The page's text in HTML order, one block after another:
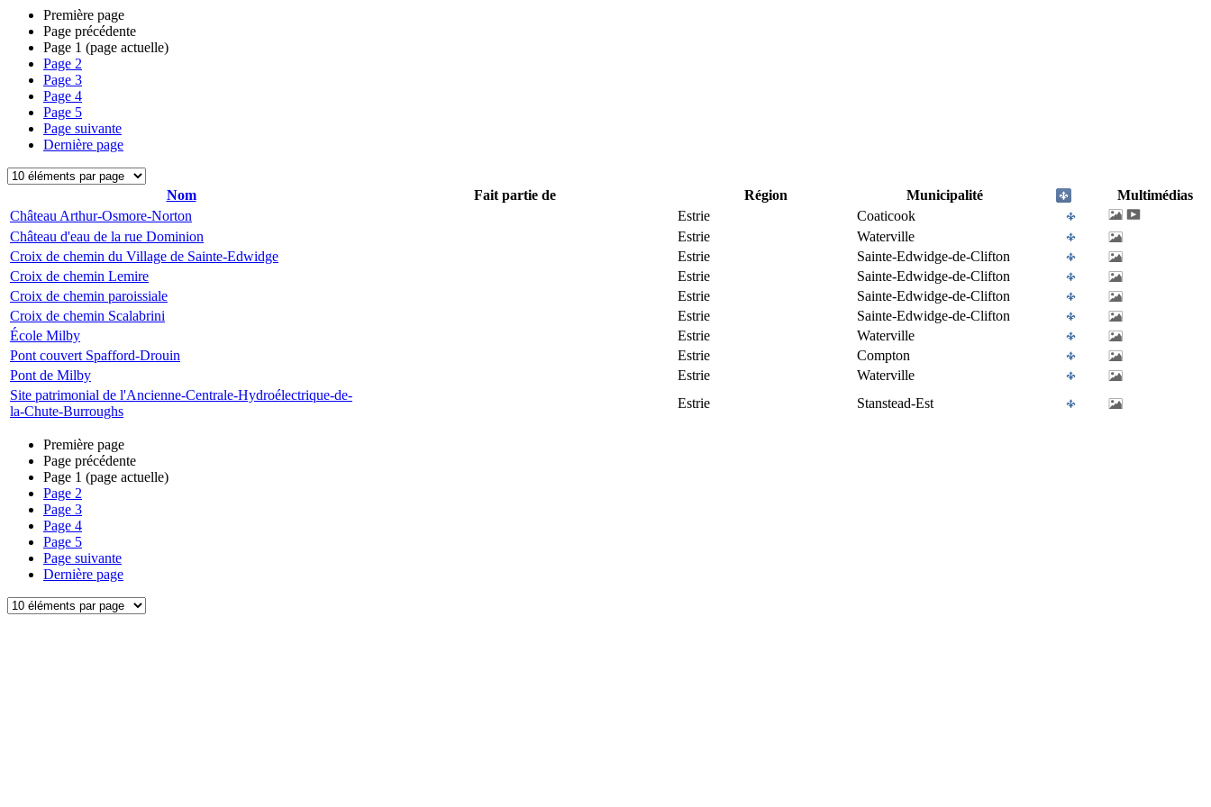
Première page
Page précédente
Page 1 (page actuelle)
Page 2
Page 3
Page 4
Page 5
Page suivante
Dernière page
Nom Fait partie de Région Municipalité
Multimédias
Château Arthur-Osmore-Norton
Estrie
Coaticook
Château d'eau de la rue Dominion
Estrie
Waterville
Croix de chemin du Village de Sainte-Edwidge
Estrie
Sainte-Edwidge-de-Clifton
Croix de chemin Lemire
Estrie
Sainte-Edwidge-de-Clifton
Croix de chemin paroissiale
Estrie
Sainte-Edwidge-de-Clifton
Croix de chemin Scalabrini
Estrie
Sainte-Edwidge-de-Clifton
École Milby
Estrie
Waterville
Pont couvert Spafford-Drouin
Estrie
Compton
Pont de Milby
Estrie
Waterville
Site patrimonial de l'Ancienne-Centrale-Hydroélectrique-de-
la-Chute-Burroughs
Estrie Stanstead-Est
Première page
Page précédente
Page 1 (page actuelle)
Page 2
Page 3
Page 4
Page 5
Page suivante
Dernière page